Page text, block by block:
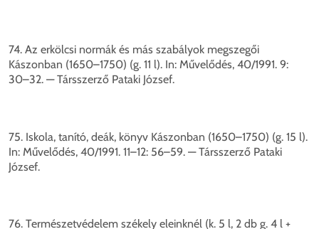
74. Az erkölcsi normák és más szabályok megszegői
Kászonban (1650–1750) (g. 11 l). In: Művelődés, 40/1991. 9:
30–32. — Társszerző Pataki József.
75. Iskola, tanító, deák, könyv Kászonban (1650–1750) (g. 15 l).
In: Művelődés, 40/1991. 11–12: 56–59. — Társszerző Pataki
József.
76. Természetvédelem székely eleinknél (k. 5 l, 2 db g. 4 l +